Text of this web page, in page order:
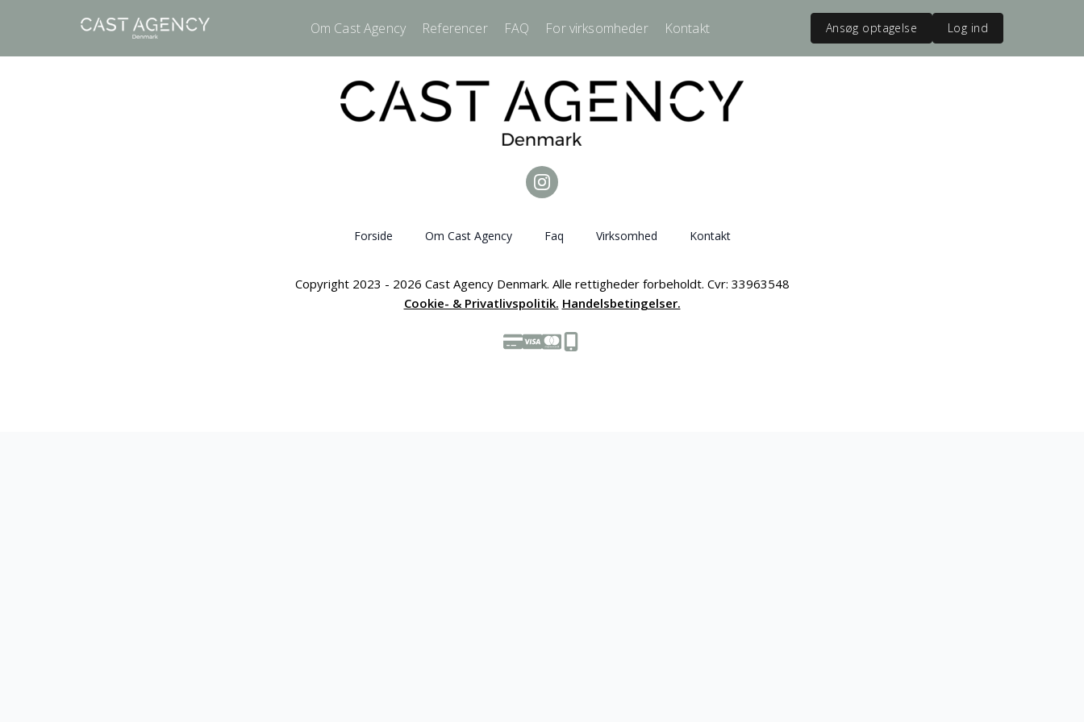
Om Cast Agency Referencer FAQ For virksomheder Kontakt Ansøg optagelse Log ind
Forside Om Cast Agency Faq Virksomhed Kontakt
Copyright 2023 - 2026 Cast Agency Denmark. Alle rettigheder forbeholdt. Cvr: 33963548
Cookie- & Privatlivspolitik. Handelsbetingelser.